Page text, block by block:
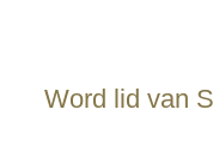
Word lid van